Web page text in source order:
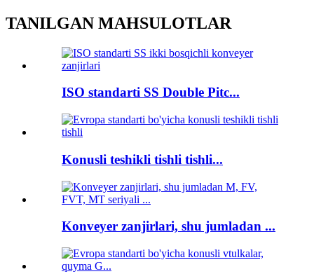
TANILGAN MAHSULOTLAR
ISO standarti SS Double Pitc...
Konusli teshikli tishli tishli...
Konveyer zanjirlari, shu jumladan ...